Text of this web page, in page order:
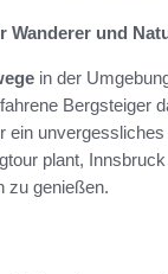
Wanderer und
in der
Bergsteiger
ein unvergessliches
plant,
zu genießen.